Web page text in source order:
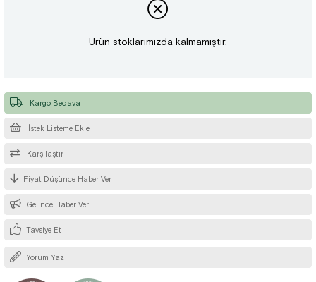
Ürün stoklarımızda kalmamıştır.
İstek Listeme Ekle
Karşılaştır
Fiyat Düşünce Haber Ver
Kargo Bedava
Gelince Haber Ver
Tavsiye Et
Yorum Yaz